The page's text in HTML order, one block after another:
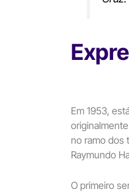
Em 1953,
no ramo dos
Raymundo
O primeiro